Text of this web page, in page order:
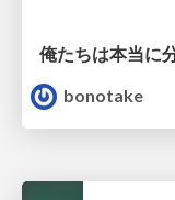
bonotake